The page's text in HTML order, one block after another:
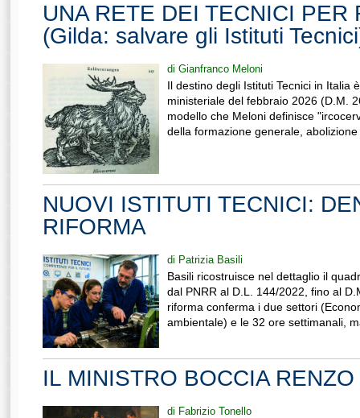
UNA RETE DEI TECNICI PER
(Gilda: salvare gli Istituti
di Gianfranco Meloni
Il destino degli Istituti Tecnici in Italia
ministeriale del febbraio 2026 (D.M.
modello che Meloni definisce
della formazione generale,
NUOVI ISTITUTI TECNICI:
RIFORMA
di Patrizia Basili
Basili ricostruisce nel dettaglio il
dal PNRR al D.L. 144/2022, fino al
riforma conferma i due settori
ambientale) e le 32 ore settimanali,
IL MINISTRO BOCCIA
di Fabrizio Tonello